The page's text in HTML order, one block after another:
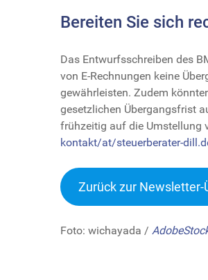
Bereiten Sie sich
Das Entwurfsschreiben des
von E-Rechnungen keine
gewährleisten. Zudem
gesetzlichen Übergangsfrist
frühzeitig auf die Umstellung
kontakt/at/steuerberater-
Zurück zur Newsletter-
Foto: wichayada /